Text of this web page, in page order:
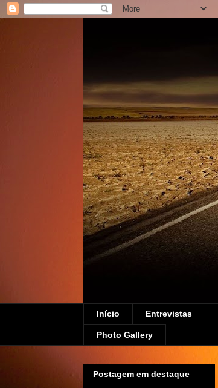
Início Entrevistas
Photo Gallery
Postagem em destaque